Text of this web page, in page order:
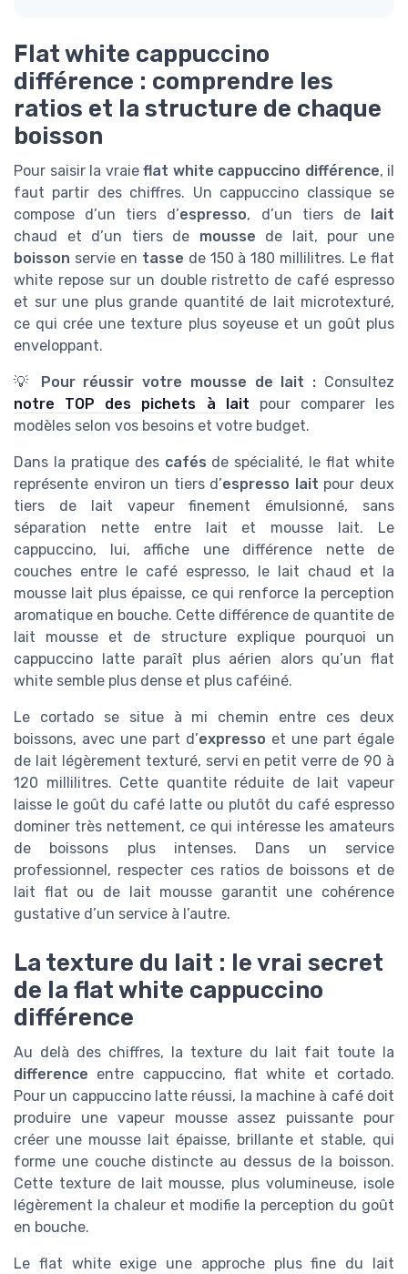
Flat white cappuccino
différence : comprendre les
ratios et la structure de chaque
boisson
Pour saisir la vraie flat white cappuccino différence, il
faut partir des chiffres. Un cappuccino classique se
compose d’un tiers d’espresso, d’un tiers de lait
chaud et d’un tiers de mousse de lait, pour une
boisson servie en tasse de 150 à 180 millilitres. Le flat
white repose sur un double ristretto de café espresso
et sur une plus grande quantité de lait microtexturé,
ce qui crée une texture plus soyeuse et un goût plus
enveloppant.
💡 Pour réussir votre mousse de lait : Consultez
notre TOP des pichets à lait pour comparer les
modèles selon vos besoins et votre budget.
Dans la pratique des cafés de spécialité, le flat white
représente environ un tiers d’espresso lait pour deux
tiers de lait vapeur finement émulsionné, sans
séparation nette entre lait et mousse lait. Le
cappuccino, lui, affiche une différence nette de
couches entre le café espresso, le lait chaud et la
mousse lait plus épaisse, ce qui renforce la perception
aromatique en bouche. Cette différence de quantite de
lait mousse et de structure explique pourquoi un
cappuccino latte paraît plus aérien alors qu’un flat
white semble plus dense et plus caféiné.
Le cortado se situe à mi chemin entre ces deux
boissons, avec une part d’expresso et une part égale
de lait légèrement texturé, servi en petit verre de 90 à
120 millilitres. Cette quantite réduite de lait vapeur
laisse le goût du café latte ou plutôt du café espresso
dominer très nettement, ce qui intéresse les amateurs
de boissons plus intenses. Dans un service
professionnel, respecter ces ratios de boissons et de
lait flat ou de lait mousse garantit une cohérence
gustative d’un service à l’autre.
La texture du lait : le vrai secret
de la flat white cappuccino
différence
Au delà des chiffres, la texture du lait fait toute la
difference entre cappuccino, flat white et cortado.
Pour un cappuccino latte réussi, la machine à café doit
produire une vapeur mousse assez puissante pour
créer une mousse lait épaisse, brillante et stable, qui
forme une couche distincte au dessus de la boisson.
Cette texture de lait mousse, plus volumineuse, isole
légèrement la chaleur et modifie la perception du goût
en bouche.
Le flat white exige une approche plus fine du lait